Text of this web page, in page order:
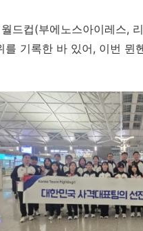
드컵(부에노스아이레스,
기록한 바 있어, 이번 뮌